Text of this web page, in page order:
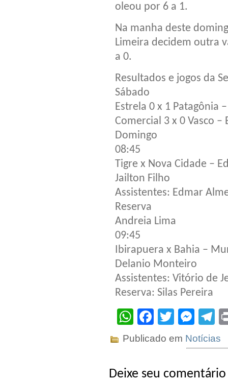
oleou por 6 a 1.
Na manha deste
Limeira decidem outra
a 0.
Resultados e jogos da
Sábado
Estrela 0 x 1 Patagônia
Comercial 3 x 0 Vasco –
Domingo
08:45
Tigre x Nova Cidade –
Jailton Filho
Assistentes: Edmar
Reserva
Andreia Lima
09:45
Ibirapuera x Bahia –
Delanio Monteiro
Assistentes: Vitório de
Reserva: Silas Pereira
WhatsApp
Facebook
Twitter
Publicado em Notícias
Deixe seu comentário